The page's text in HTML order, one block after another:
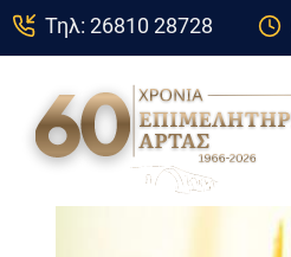
Τηλ: 26810 28728